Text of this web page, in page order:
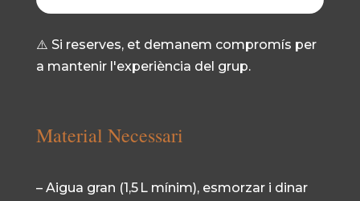
⚠️ Si reserves, et demanem compromís per
a mantenir l'experiència del grup.
Material Necessari
– Aigua gran (1,5 L mínim), esmorzar i dinar